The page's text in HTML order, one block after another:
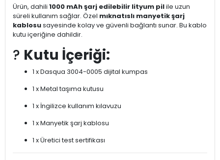
Ürün, dahili 1000 mAh şarj edilebilir lityum pilile uzun
süreli kullanım sağlar. Özel mıknatıslı manyetik şarj
kablosusayesinde kolay ve güvenli bağlantı sunar. Bu kablo
kutu içeriğine dahildir.
? Kutu İçeriği:
1 x Dasqua 3004-0005 dijital kumpas
1 x Metal taşıma kutusu
1 x İngilizce kullanım kılavuzu
1 x Manyetik şarj kablosu
1 x Üretici test sertifikası